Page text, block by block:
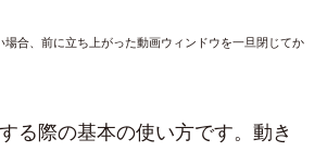
合、前に立ち上がった動画ウィンドウを一旦閉じてか
る際の基本の使い方です。動き